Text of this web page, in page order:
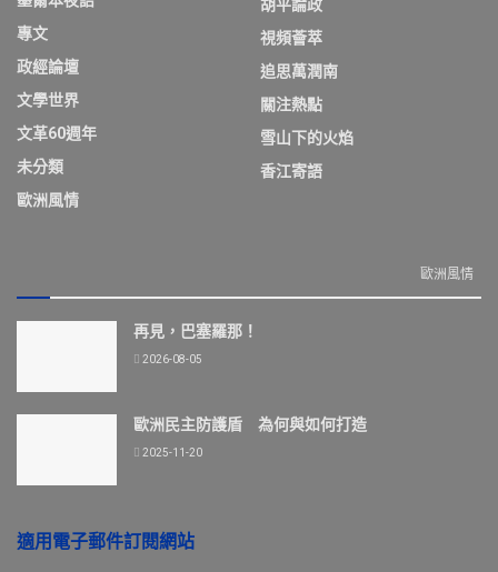
專文
政經論壇
文學世界
文革60週年
未分類
歐洲風情
胡平論政
視頻薈萃
追思萬潤南
關注熱點
雪山下的火焰
香江寄語
歐洲風情
再見，巴塞羅那！
2026-08-05
歐洲民主防護盾 為何與如何打造
2025-11-20
適用電子郵件訂閱網站